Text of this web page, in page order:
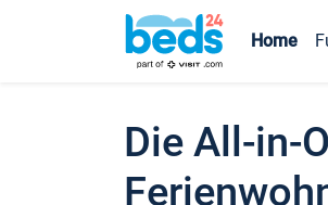
Home
Die All-in-